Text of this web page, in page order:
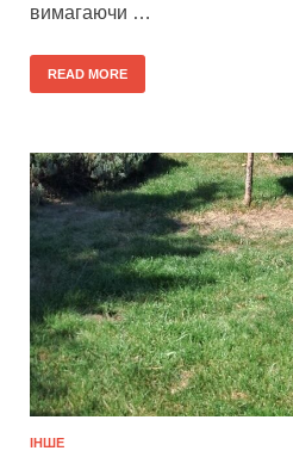
вимагаючи …
READ MORE
ІНШЕ